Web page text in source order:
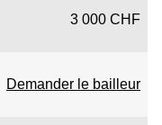
3 000 CHF
Demander le bailleur